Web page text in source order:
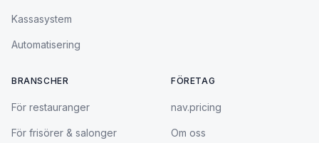
Kassasystem
Automatisering
BRANSCHER
För restauranger
För frisörer & salonger
FÖRETAG
nav.pricing
Om oss